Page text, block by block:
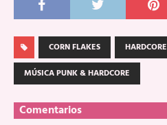
CORN FLAKES
HARDCORE
MÚSICA PUNK & HARDCORE
Comentarios